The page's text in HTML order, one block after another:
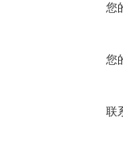
您
您
联